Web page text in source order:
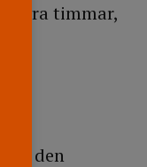
fyra timmar,
den